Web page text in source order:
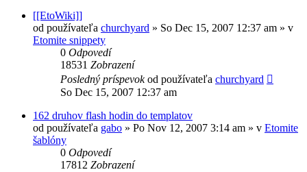
[[EtoWiki]]
od používateľa churchyard » So Dec 15, 2007 12:37 am » v
Etomite snippety
0 Odpovedí
18531 Zobrazení
Posledný príspevokod používateľa churchyard
So Dec 15, 2007 12:37 am
162 druhov flash hodin do templatov
od používateľa gabo » Po Nov 12, 2007 3:14 am » v Etomite
šablóny
0 Odpovedí
17812 Zobrazení